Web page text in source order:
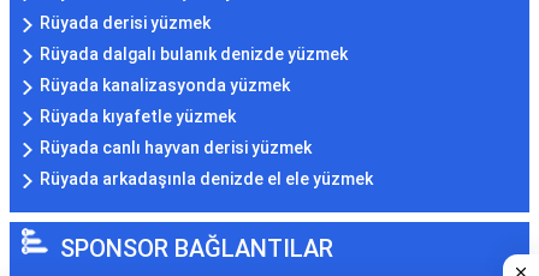
Rüyada derisi yüzmek
Rüyada dalgalı bulanık denizde yüzmek
Rüyada kanalizasyonda yüzmek
Rüyada kıyafetle yüzmek
Rüyada canlı hayvan derisi yüzmek
Rüyada arkadaşınla denizde el ele yüzmek
SPONSOR BAĞLANTILAR